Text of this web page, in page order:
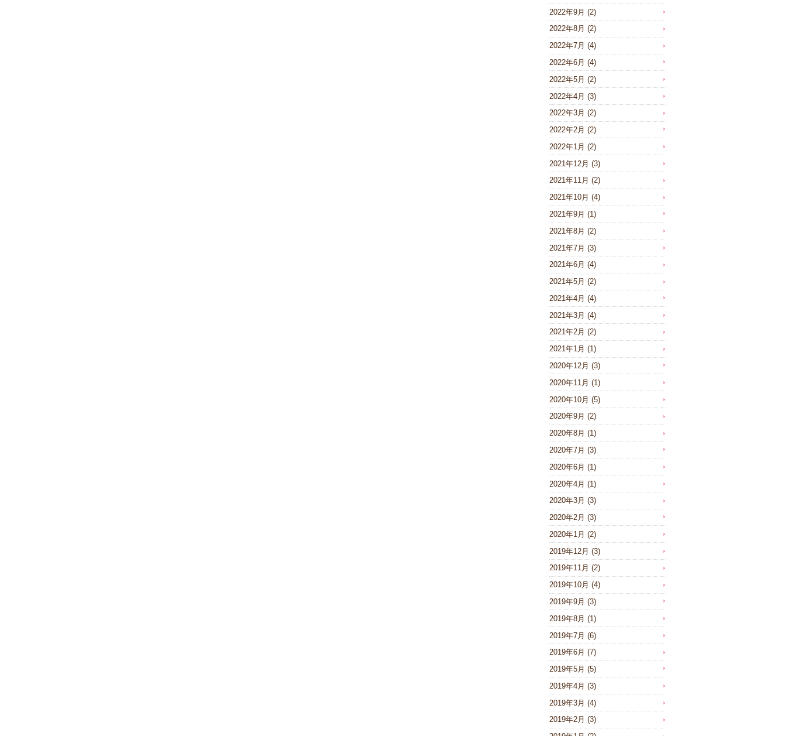
2022年9月 (2)
2022年8月 (2)
2022年7月 (4)
2022年6月 (4)
2022年5月 (2)
2022年4月 (3)
2022年3月 (2)
2022年2月 (2)
2022年1月 (2)
2021年12月 (3)
2021年11月 (2)
2021年10月 (4)
2021年9月 (1)
2021年8月 (2)
2021年7月 (3)
2021年6月 (4)
2021年5月 (2)
2021年4月 (4)
2021年3月 (4)
2021年2月 (2)
2021年1月 (1)
2020年12月 (3)
2020年11月 (1)
2020年10月 (5)
2020年9月 (2)
2020年8月 (1)
2020年7月 (3)
2020年6月 (1)
2020年4月 (1)
2020年3月 (3)
2020年2月 (3)
2020年1月 (2)
2019年12月 (3)
2019年11月 (2)
2019年10月 (4)
2019年9月 (3)
2019年8月 (1)
2019年7月 (6)
2019年6月 (7)
2019年5月 (5)
2019年4月 (3)
2019年3月 (4)
2019年2月 (3)